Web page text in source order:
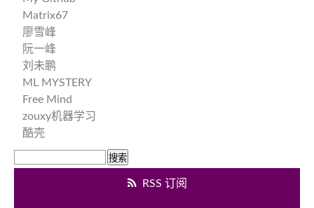
Matrix67
廖雪峰
阮一峰
刘未鹏
ML MYSTERY
Free Mind
zouxy机器学习
酷壳
RSS 订阅